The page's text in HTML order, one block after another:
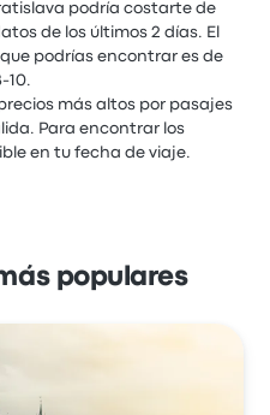
podría costarte de
de los últimos 2 días. El
podrías encontrar es de
10.
más altos por pasajes
Para encontrar los
en tu fecha de viaje.
populares